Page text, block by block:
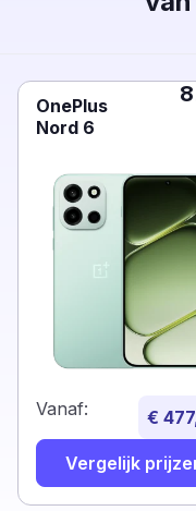
OnePlus
Nord 6
Vanaf: €
Vergelijk